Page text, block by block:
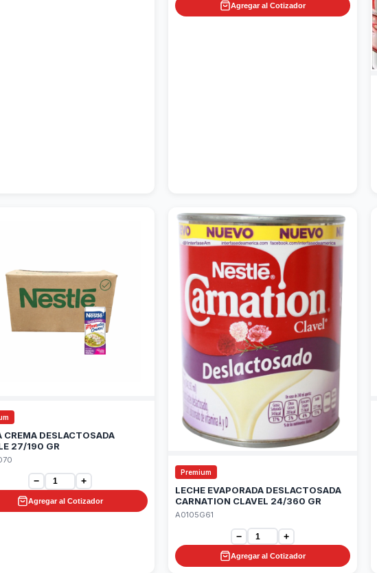
Agregar al Cotizador
CREMA DESLACTOSADA
27/190 GR
− +
Agregar al Cotizador
Premium
LECHE EVAPORADA DESLACTOSADA
CARNATION CLAVEL 24/360 GR
A0105G61
− +
Agregar al Cotizador